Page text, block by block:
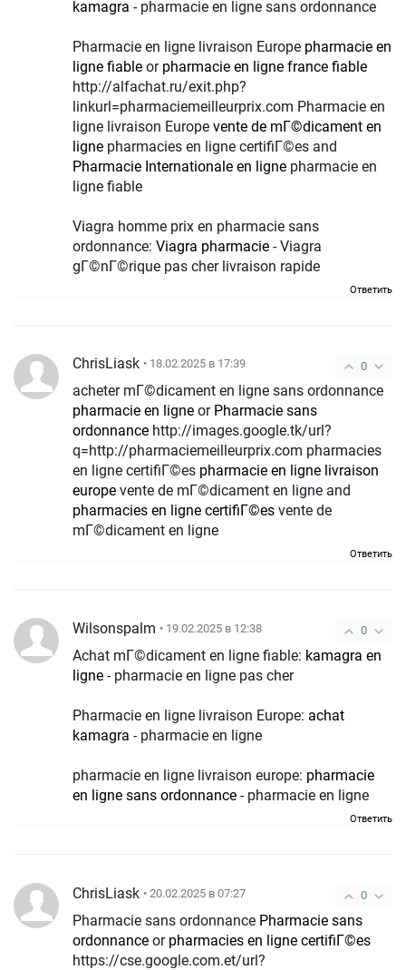
kamagra - pharmacie en ligne sans ordonnance
Pharmacie en ligne livraison Europe pharmacie en
ligne fiable or pharmacie en ligne france fiable
http://alfachat.ru/exit.php?
linkurl=pharmaciemeilleurprix.com Pharmacie en
ligne livraison Europe vente de mГ©dicament en
ligne pharmacies en ligne certifiГ©es and
Pharmacie Internationale en ligne pharmacie en
ligne fiable
Viagra homme prix en pharmacie sans
ordonnance: Viagra pharmacie - Viagra
gГ©nГ©rique pas cher livraison rapide
Ответить
0
ChrisLiask • 18.02.2025 в 17:39
acheter mГ©dicament en ligne sans ordonnance
pharmacie en ligne or Pharmacie sans
ordonnance
q=http://pharmaciemeilleurprix.com pharmacies
en ligne certifiГ©es pharmacie en ligne livraison
europe vente de mГ©dicament en ligne and
pharmacies en ligne certifiГ©es vente de
mГ©dicament en ligne
Ответить
0
Wilsonspalm • 19.02.2025 в 12:38
Achat mГ©dicament en ligne fiable: kamagra en
ligne - pharmacie en ligne pas cher
Pharmacie en ligne livraison Europe: achat
kamagra - pharmacie en ligne
pharmacie en ligne livraison europe: pharmacie
en ligne sans ordonnance - pharmacie en ligne
Ответить
0
ChrisLiask • 20.02.2025 в 07:27
Pharmacie sans ordonnance Pharmacie sans
ordonnance or pharmacies en ligne certifiГ©es
https://cse.google.com.et/url?